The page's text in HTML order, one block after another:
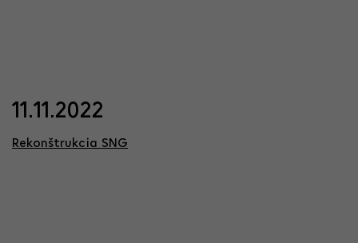
11.11.2022
Rekonštrukcia SNG